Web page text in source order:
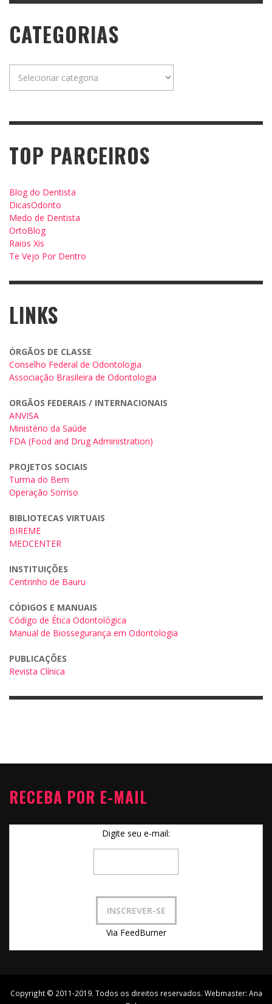
CATEGORIAS
TOP PARCEIROS
Blog do Dentista
DicasOdonto
Medo de Dentista
OrtoBlog
Raios Xis
Te Vejo Por Dentro
LINKS
ÓRGÃOS DE CLASSE
Conselho Federal de Odontologia
Associação Brasileira de Odontologia
ORGÃOS FEDERAIS / INTERNACIONAIS
ANVISA
Ministério da Saúde
FDA (Food and Drug Administration)
PROJETOS SOCIAIS
Turma do Bem
Operação Sorriso
BIBLIOTECAS VIRTUAIS
BIREME
MEDCENTER
INSTITUIÇÕES
Centrinho de Bauru
CÓDIGOS E MANUAIS
Código de Ética Odontológica
Manual de Biossegurança em Odontologia
PUBLICAÇÕES
Revista Clínica
RECEBA POR E-MAIL
Digite seu e-mail:
Via FeedBurner
Copyright © 2011-2019. Todos os direitos reservados. Webmaster: Ana